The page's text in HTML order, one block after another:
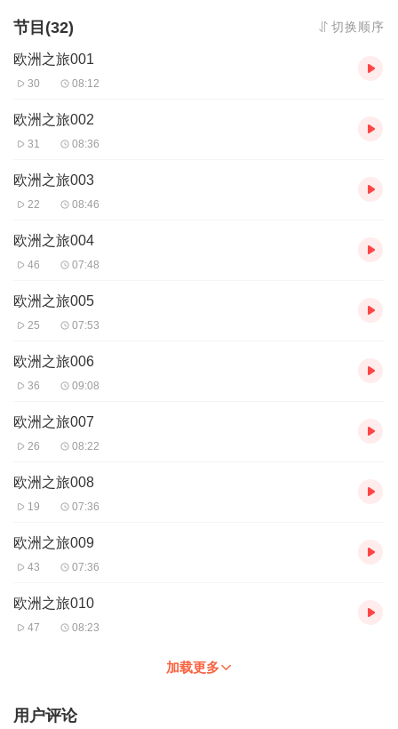
节目(32) 切换顺序
欧洲之旅001
30 08:12
欧洲之旅002
31 08:36
欧洲之旅003
22 08:46
欧洲之旅004
46 07:48
欧洲之旅005
25 07:53
欧洲之旅006
36 09:08
欧洲之旅007
26 08:22
欧洲之旅008
19 07:36
欧洲之旅009
43 07:36
欧洲之旅010
47 08:23
加载更多
用户评论